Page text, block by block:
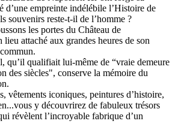
d’une empreinte indélébile l’Histoire de
souvenirs reste-t-il de l’homme ?
les portes du Château de
lieu attaché aux grandes heures de son
qu’il qualifiait lui-même de “vraie demeure
des siècles", conserve la mémoire du
vêtements iconiques, peintures d’histoire,
y découvrirez de fabuleux trésors
révèlent l’incroyable fabrique d’un